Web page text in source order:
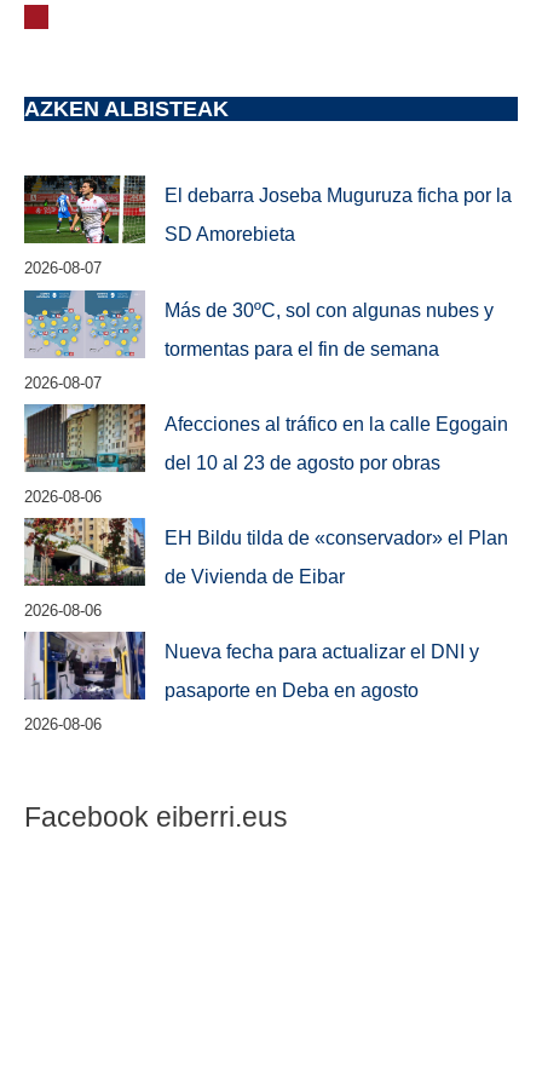
AZKEN ALBISTEAK
El debarra Joseba Muguruza ficha por la
SD Amorebieta
2026-08-07
Más de 30ºC, sol con algunas nubes y
tormentas para el fin de semana
2026-08-07
Afecciones al tráfico en la calle Egogain
del 10 al 23 de agosto por obras
2026-08-06
EH Bildu tilda de «conservador» el Plan
de Vivienda de Eibar
2026-08-06
Nueva fecha para actualizar el DNI y
pasaporte en Deba en agosto
2026-08-06
Facebook eiberri.eus